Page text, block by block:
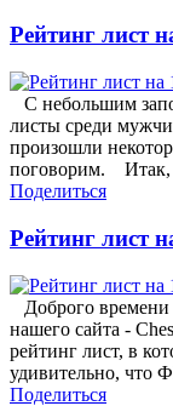
Рейтинг лист
С небольшим
листы среди
произошли
поговорим. Итак,
Поделиться
Рейтинг лист
Доброго времени
нашего сайта -
рейтинг лист, в
удивительно, что
Поделиться